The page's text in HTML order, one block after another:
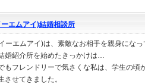
ーエムアイ)結婚相談所
ーエムアイ)は、素敵なお相手を親身になっ
婚紹介所を始めたきっかけは…
もフレンドリーで気さくな私は、学生の
させてきました。